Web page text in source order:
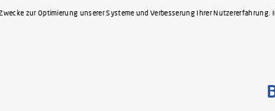
zur Optimierung unserer Systeme und Verbesserung Ihrer